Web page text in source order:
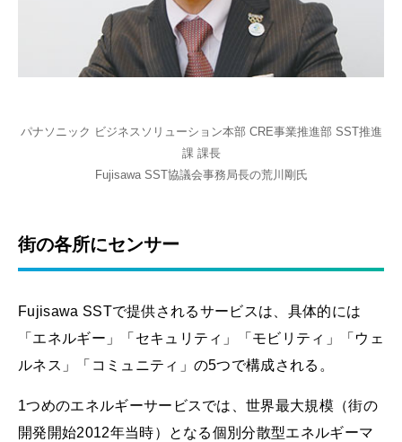
パナソニック ビジネスソリューション本部 CRE事業推進部 SST推進
課 課長
Fujisawa SST協議会事務局長の荒川剛氏
街の各所にセンサー
Fujisawa SSTで提供されるサービスは、具体的には
「エネルギー」「セキュリティ」「モビリティ」「ウェ
ルネス」「コミュニティ」の5つで構成される。
1つめのエネルギーサービスでは、世界最大規模（街の
開発開始2012年当時）となる個別分散型エネルギーマ